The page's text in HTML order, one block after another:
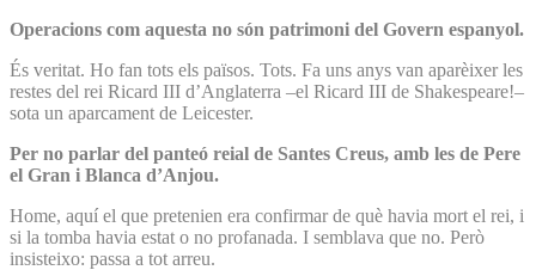
Operacions com aquesta no són patrimoni del Govern espanyol.
És veritat. Ho fan tots els països. Tots. Fa uns anys van aparèixer les
restes del rei Ricard III d’Anglaterra –el Ricard III de Shakespeare!–
sota un aparcament de Leicester.
Per no parlar del panteó reial de Santes Creus, amb les de Pere
el Gran i Blanca d’Anjou.
Home, aquí el que pretenien era confirmar de què havia mort el rei, i
si la tomba havia estat o no profanada. I semblava que no. Però
insisteixo: passa a tot arreu.